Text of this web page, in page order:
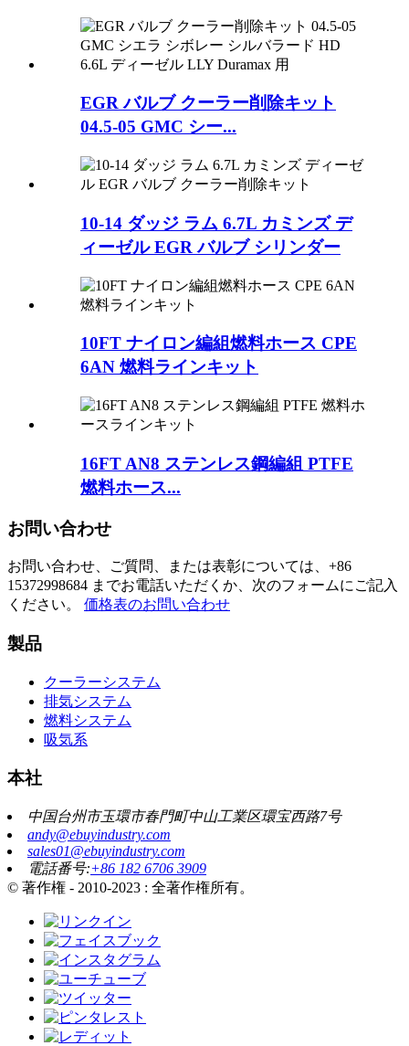
EGR バルブ クーラー削除キット
04.5-05 GMC シー...
10-14 ダッジ ラム 6.7L カミンズ デ
ィーゼル EGR バルブ シリンダー
10FT ナイロン編組燃料ホース CPE
6AN 燃料ラインキット
16FT AN8 ステンレス鋼編組 PTFE
燃料ホース...
お問い合わせ
お問い合わせ、ご質問、または表彰については、+86
15372998684 までお電話いただくか、次のフォームにご記入
ください。
価格表のお問い合わせ
製品
クーラーシステム
排気システム
燃料システム
吸気系
本社
中国台州市玉環市春門町中山工業区環宝西路7号
andy@ebuyindustry.com
sales01@ebuyindustry.com
電話番号:+86 182 6706 3909
© 著作権 - 2010-2023 : 全著作権所有。